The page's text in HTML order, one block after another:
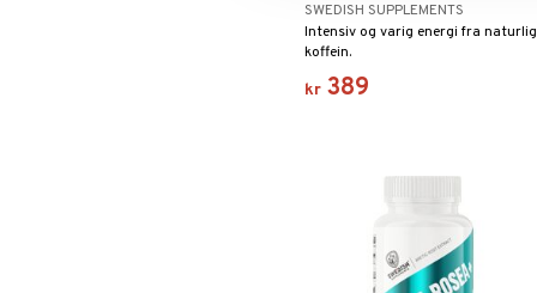
SWEDISH SUPPLEMENTS
Intensiv og varig energi fra naturlig
koffein.
kr 389